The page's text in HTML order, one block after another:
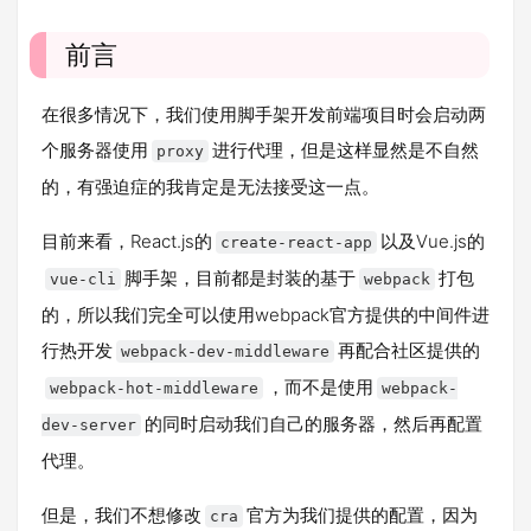
前言
在很多情况下，我们使用脚手架开发前端项目时会启动两
个服务器使用 proxy 进行代理，但是这样显然是不自然
的，有强迫症的我肯定是无法接受这一点。
目前来看，React.js的 create-react-app 以及Vue.js的
vue-cli 脚手架，目前都是封装的基于 webpack 打包
的，所以我们完全可以使用webpack官方提供的中间件进
行热开发 webpack-dev-middleware 再配合社区提供的
webpack-hot-middleware ，而不是使用 webpack-
dev-server 的同时启动我们自己的服务器，然后再配置
代理。
但是，我们不想修改 cra 官方为我们提供的配置，因为